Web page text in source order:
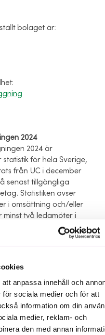
anpassa innehåll och
för sociala medier och för att
information om din
medier, reklam- och
den med annan
bolaget är:
2024
2024 är
för hela Sverige,
från UC i december
senast tillgängliga
Statistiken avser
i omsättning och/eller
minst två ledamöter i
miljoner och/eller minst
ledamöter i
2013 och har